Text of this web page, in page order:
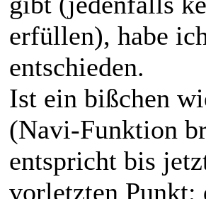
erfüllen), habe
entschieden.
Ist ein bißchen
(Navi-Funktion
entspricht bis
vorletzten Punkt;